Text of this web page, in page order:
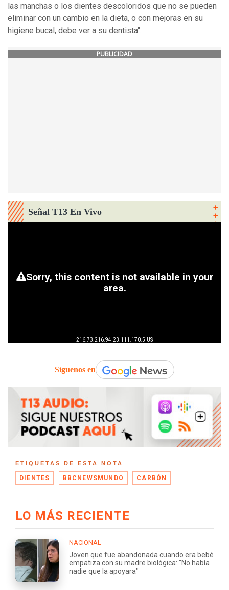
las manchas o los dientes descoloridos que no se pueden
eliminar con un cambio en la dieta, o con mejoras en su
higiene bucal, debe ver a su dentista".
PUBLICIDAD
Señal T13 En Vivo
Síguenos en
ETIQUETAS DE ESTA NOTA
DIENTES BBCNEWSMUNDO CARBÓN
LO MÁS RECIENTE
NACIONAL
Joven que fue abandonada cuando era bebé
empatiza con su madre biológica: "No había
nadie que la apoyara"